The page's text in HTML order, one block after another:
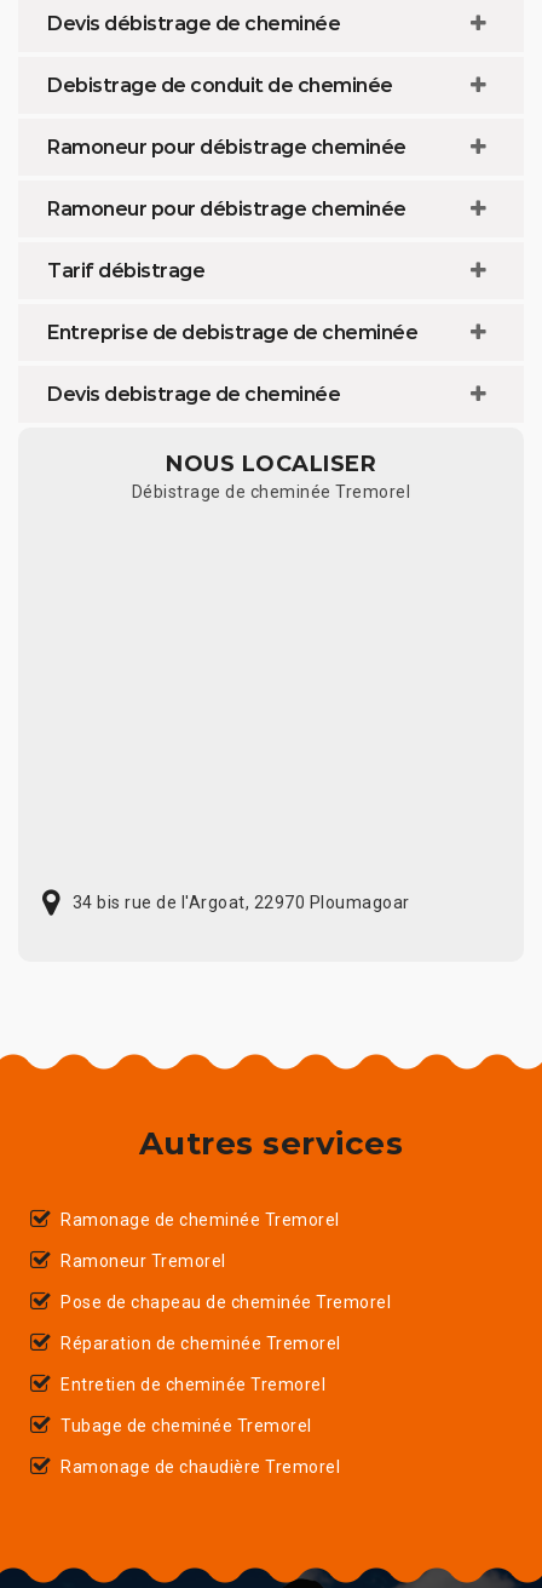
Devis débistrage de cheminée
Debistrage de conduit de cheminée
Ramoneur pour débistrage cheminée
Ramoneur pour débistrage cheminée
Tarif débistrage
Entreprise de debistrage de cheminée
Devis debistrage de cheminée
NOUS LOCALISER
Débistrage de cheminée Tremorel
34 bis rue de l'Argoat, 22970 Ploumagoar
Autres services
Ramonage de cheminée Tremorel
Ramoneur Tremorel
Pose de chapeau de cheminée Tremorel
Réparation de cheminée Tremorel
Entretien de cheminée Tremorel
Tubage de cheminée Tremorel
Ramonage de chaudière Tremorel